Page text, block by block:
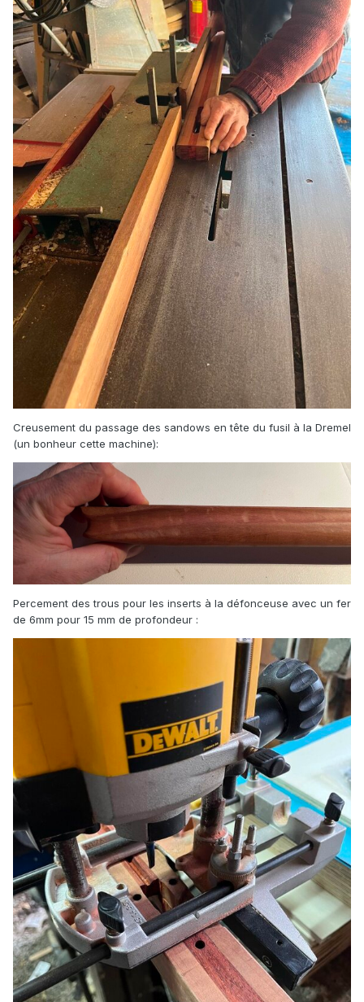
Creusement du passage des sandows en tête du fusil à la Dremel
(un bonheur cette machine):
Percement des trous pour les inserts à la défonceuse avec un fer
de 6mm pour 15 mm de profondeur :